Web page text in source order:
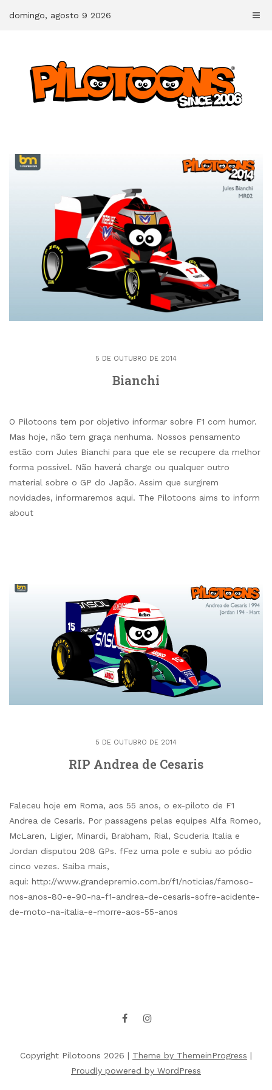
domingo, agosto 9 2026
5 DE OUTUBRO DE 2014
Bianchi
O Pilotoons tem por objetivo informar sobre F1 com humor.
Mas hoje, não tem graça nenhuma. Nossos pensamento
estão com Jules Bianchi para que ele se recupere da melhor
forma possível. Não haverá charge ou qualquer outro
material sobre o GP do Japão. Assim que surgirem
novidades, informaremos aqui. The Pilotoons aims to inform
about
5 DE OUTUBRO DE 2014
RIP Andrea de Cesaris
Faleceu hoje em Roma, aos 55 anos, o ex-piloto de F1
Andrea de Cesaris. Por passagens pelas equipes Alfa Romeo,
McLaren, Ligier, Minardi, Brabham, Rial, Scuderia Italia e
Jordan disputou 208 GPs. fFez uma pole e subiu ao pódio
cinco vezes. Saiba mais,
aqui: http://www.grandepremio.com.br/f1/noticias/famoso-
nos-anos-80-e-90-na-f1-andrea-de-cesaris-sofre-acidente-
de-moto-na-italia-e-morre-aos-55-anos
Copyright Pilotoons 2026 | Theme by ThemeinProgress |
Proudly powered by WordPress